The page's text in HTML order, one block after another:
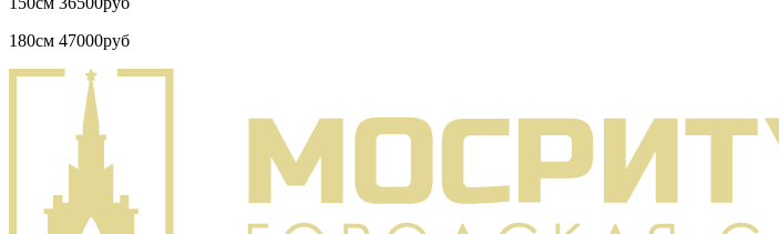
180см 47000руб